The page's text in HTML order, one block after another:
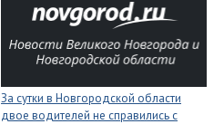
За сутки в Новгородской области
двое водителей не справились с